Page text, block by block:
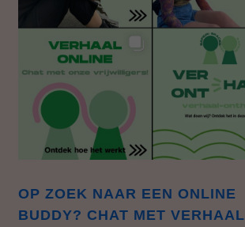
OP ZOEK NAAR EEN ONLINE
BUDDY? CHAT MET VERHAAL